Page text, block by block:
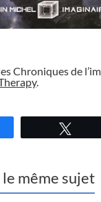
Chroniques de
.
même sujet